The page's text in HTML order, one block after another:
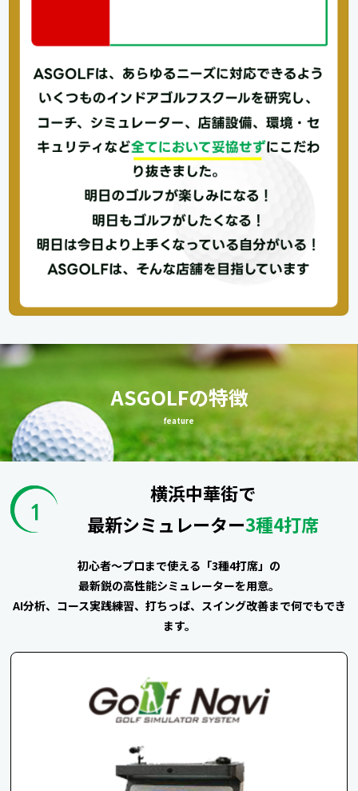
ASGOLFの特徴
feature
横浜中華街で
最新シミュレーター3種4打席
初心者～プロまで使える「3種4打席」の
最新鋭の高性能シミュレーターを用意。
AI分析、コース実践練習、打ちっぱ、スイング改善まで何でもでき
ます。